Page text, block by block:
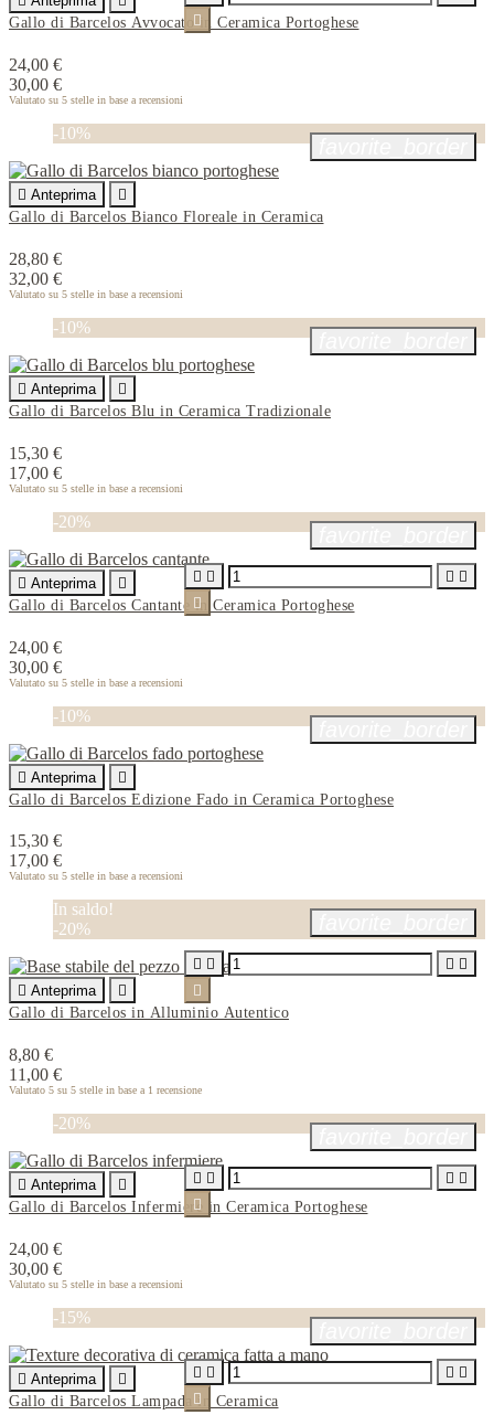
Gallo di Barcelos Avvocato in Ceramica Portoghese
24,00 €
30,00 €
Valutato su 5 stelle in base a recensioni

-10%
 Anteprima

Gallo di Barcelos Bianco Floreale in Ceramica
28,80 €
32,00 €
Valutato su 5 stelle in base a recensioni
-10%
 Anteprima

Gallo di Barcelos Blu in Ceramica Tradizionale
15,30 €
17,00 €
Valutato su 5 stelle in base a recensioni
-20%
 Anteprima

Gallo di Barcelos Cantante in Ceramica Portoghese
24,00 €
30,00 €
Valutato su 5 stelle in base a recensioni
   

-10%
 Anteprima

Gallo di Barcelos Edizione Fado in Ceramica Portoghese
15,30 €
17,00 €
Valutato su 5 stelle in base a recensioni
In saldo!
-20%
 Anteprima

Gallo di Barcelos in Alluminio Autentico
8,80 €
11,00 €
Valutato 5 su 5 stelle in base a 1 recensione
   

-20%
 Anteprima

Gallo di Barcelos Infermiere in Ceramica Portoghese
24,00 €
30,00 €
Valutato su 5 stelle in base a recensioni
   

-15%
 Anteprima

Gallo di Barcelos Lampada in Ceramica
   
